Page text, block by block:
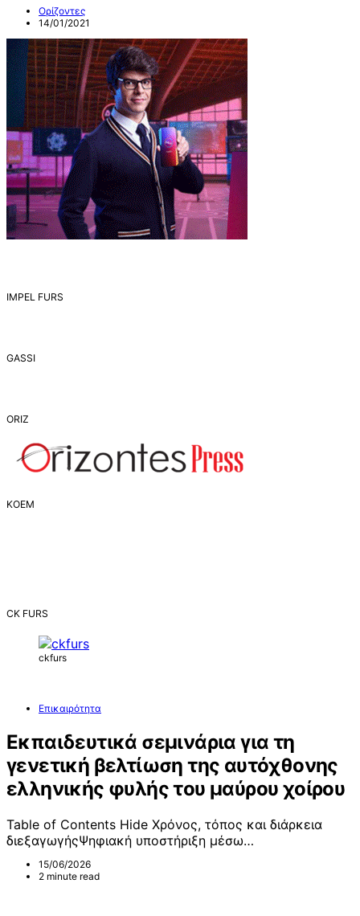
Ορίζοντες
14/01/2021
IMPEL FURS
GASSI
ORIZ
ΚΟΕΜ
CK FURS
ckfurs
Επικαιρότητα
Εκπαιδευτικά σεμινάρια για τη
γενετική βελτίωση της αυτόχθονης
ελληνικής φυλής του μαύρου χοίρου
Table of Contents Hide Χρόνος, τόπος και διάρκεια
διεξαγωγήςΨηφιακή υποστήριξη μέσω…
15/06/2026
2 minute read